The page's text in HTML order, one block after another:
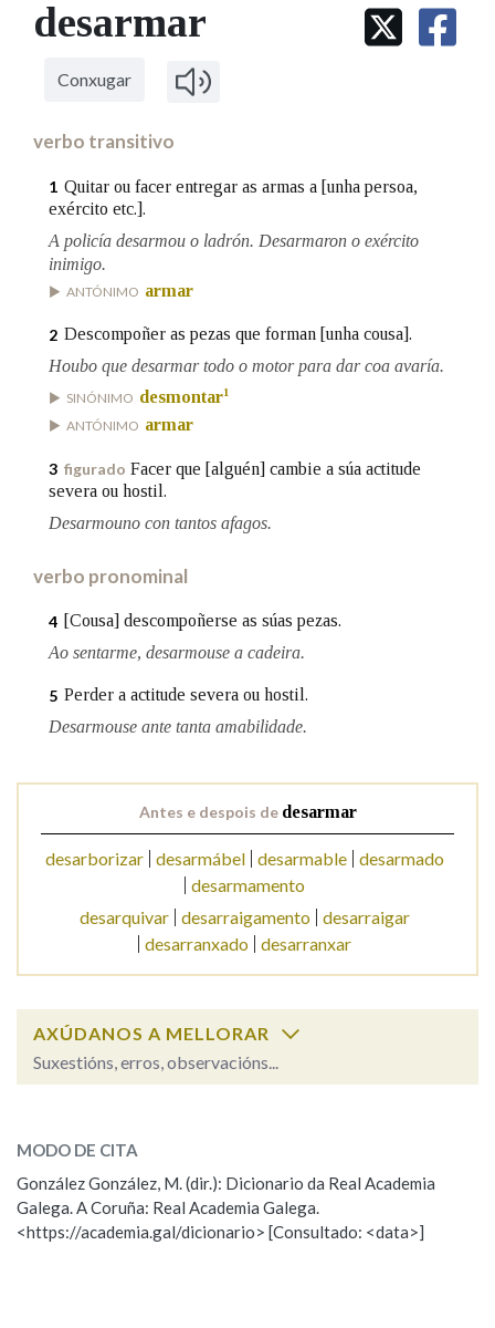
IDENTIDADE CORPORATIVA
MARCIAL DEL ADALID
FIGURAS HOMENAXEADAS
Facebook
TwitterYoutubeInstagram
Bluesky
BUSCAR NOS LEMAS
Comeza por
Contén
BUSCAR NO CONTIDO
Nas definicións
Nos exemplos
OUTRAS OPCIÓNS DE BUSCA
Marcas gramaticais
Pertence a
LIMPAR
desarmar
Conxugar
verbo transitivo
1 Quitar ou facer entregar as armas a [unha persoa,
exército etc.].
A policía desarmou o ladrón. Desarmaron o exército
inimigo.
ANTÓNIMO armar
2 Descompoñer as pezas que forman [unha cousa].
Houbo que desarmar todo o motor para dar coa avaría.
SINÓNIMO desmontar1
ANTÓNIMO armar
3 figurado Facer que [alguén] cambie a súa actitude
severa ou hostil.
Desarmouno con tantos afagos.
verbo pronominal
4 [Cousa] descompoñerse as súas pezas.
Ao sentarme, desarmouse a cadeira.
5 Perder a actitude severa ou hostil.
Desarmouse ante tanta amabilidade.
Antes e despois de desarmar
desarborizar desarmábel desarmable desarmado
desarmamento
desarquivar desarraigamento desarraigar
desarranxado desarranxar
AXÚDANOS A MELLORAR
Suxestións, erros, observacións...
ESCOLLE UNHA OPCIÓN:
Observación Hai un erro na palabra
Propoño mellorar a definición
MODO DE CITA
González González, M. (dir.): Dicionario da Real Academia
Galega. A Coruña: Real Academia Galega.
<https://academia.gal/dicionario> [Consultado: <data>]